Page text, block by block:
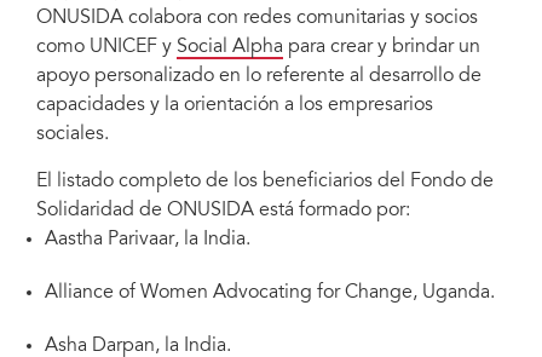
ONUSIDA colabora con redes comunitarias y socios
como UNICEF y Social Alpha para crear y brindar un
apoyo personalizado en lo referente al desarrollo de
capacidades y la orientación a los empresarios
sociales.
El listado completo de los beneficiarios del Fondo de
Solidaridad de ONUSIDA está formado por:
Aastha Parivaar, la India.
Alliance of Women Advocating for Change, Uganda.
Asha Darpan, la India.